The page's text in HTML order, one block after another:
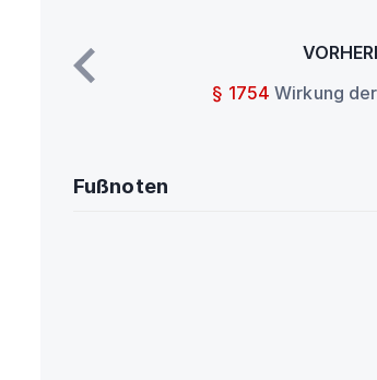
§ 1754 Wirkung
Fußnoten